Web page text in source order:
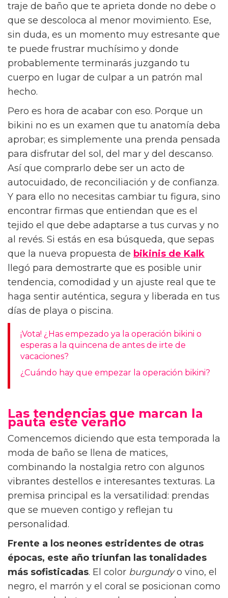
traje de baño que te aprieta donde no debe o
que se descoloca al menor movimiento. Ese,
sin duda, es un momento muy estresante que
te puede frustrar muchísimo y donde
probablemente terminarás juzgando tu
cuerpo en lugar de culpar a un patrón mal
hecho.
Pero es hora de acabar con eso. Porque un
bikini no es un examen que tu anatomía deba
aprobar; es simplemente una prenda pensada
para disfrutar del sol, del mar y del descanso.
Así que comprarlo debe ser un acto de
autocuidado, de reconciliación y de confianza.
Y para ello no necesitas cambiar tu figura, sino
encontrar firmas que entiendan que es el
tejido el que debe adaptarse a tus curvas y no
al revés. Si estás en esa búsqueda, que sepas
que la nueva propuesta de bikinis de Kalk
llegó para demostrarte que es posible unir
tendencia, comodidad y un ajuste real que te
haga sentir auténtica, segura y liberada en tus
días de playa o piscina.
¡Vota! ¿Has empezado ya la operación bikini o
esperas a la quincena de antes de irte de
vacaciones?
¿Cuándo hay que empezar la operación bikini?
Las tendencias que marcan la
pauta este verano
Comencemos diciendo que esta temporada la
moda de baño se llena de matices,
combinando la nostalgia retro con algunos
vibrantes destellos e interesantes texturas. La
premisa principal es la versatilidad: prendas
que se mueven contigo y reflejan tu
personalidad.
Frente a los neones estridentes de otras
épocas, este año triunfan las tonalidades
más sofisticadas. El color burgundyo vino, el
negro, el marrón y el coral se posicionan como